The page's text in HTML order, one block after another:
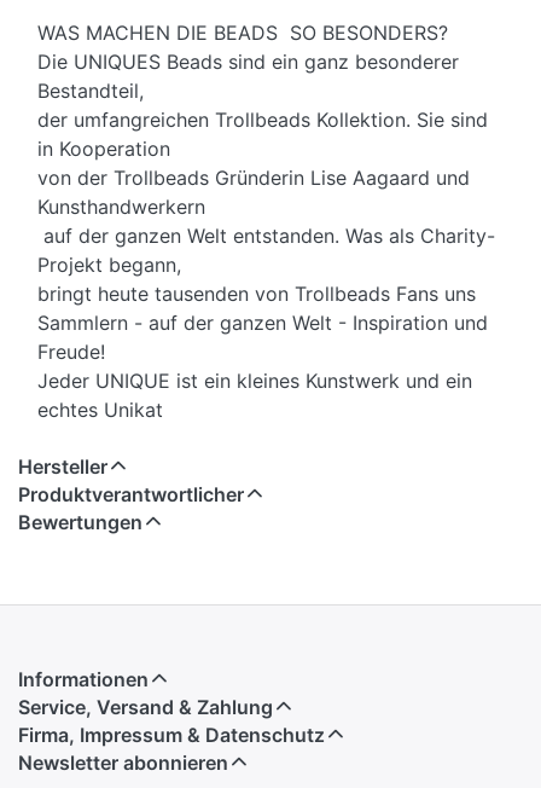
WAS MACHEN DIE BEADS SO BESONDERS?
Die UNIQUES Beads sind ein ganz besonderer
Bestandteil,
der umfangreichen Trollbeads Kollektion. Sie sind
in Kooperation
von der Trollbeads Gründerin Lise Aagaard und
Kunsthandwerkern
auf der ganzen Welt entstanden. Was als Charity-
Projekt begann,
bringt heute tausenden von Trollbeads Fans uns
Sammlern - auf der ganzen Welt - Inspiration und
Freude!
Jeder UNIQUE ist ein kleines Kunstwerk und ein
echtes Unikat
Hersteller
Produktverantwortlicher
Bewertungen
Informationen
Service, Versand & Zahlung
Firma, Impressum & Datenschutz
Newsletter abonnieren